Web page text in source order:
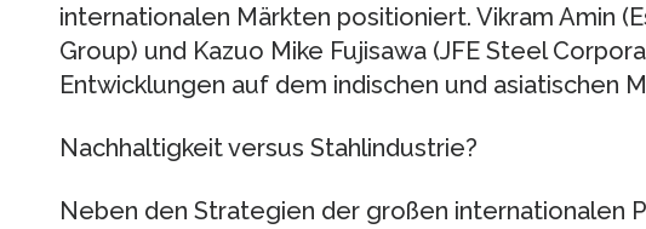
internationalen Märkten positioniert. Vikram Amin
Group) und Kazuo Mike Fujisawa (JFE Steel
Entwicklungen auf dem indischen und asiatischen
Nachhaltigkeit versus Stahlindustrie?
Neben den Strategien der großen internationalen